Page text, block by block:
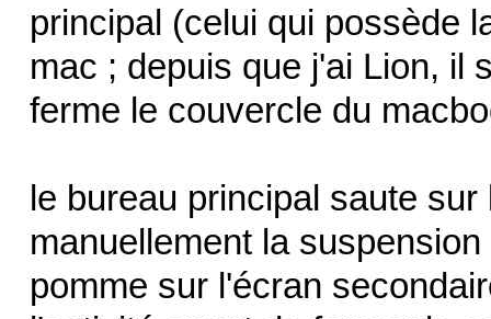
principal (celui qui possède
mac ; depuis que j'ai Lion, il
ferme le couvercle du
le bureau principal saute
manuellement la
pomme sur l'écran